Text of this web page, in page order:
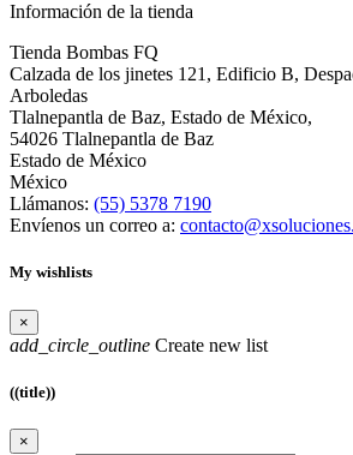
Información de la tienda
Tienda Bombas FQ
Calzada de los jinetes 121, Edificio B,
Arboledas
Tlalnepantla de Baz, Estado de México,
54026 Tlalnepantla de Baz
Estado de México
México
Llámanos: (55) 5378 7190
Envíenos un correo a:
My wishlists
×
add_circle_outline Create new list
((title))
×